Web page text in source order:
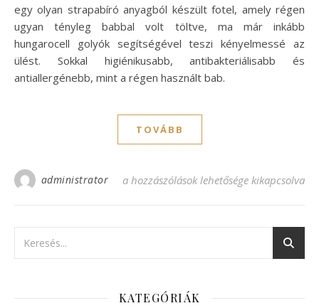
egy olyan strapabíró anyagból készült fotel, amely régen
ugyan tényleg babbal volt töltve, ma már inkább
hungarocell golyók segítségével teszi kényelmessé az
ülést. Sokkal higiénikusabb, antibakteriálisabb és
antiallergénebb, mint a régen használt bab.
TOVÁBB
administrator Babzsák régen és most bejegyzéshez
a hozzászólások lehetősége kikapcsolva
KATEGÓRIÁK